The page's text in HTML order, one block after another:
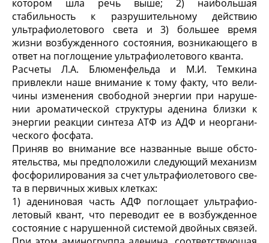
котором шла речь выше; 2) наибольшая
стабильность к разрушитель­ному действию
ультрафиолетового света и 3) боль­шее время
жизни возбужденного состояния, возни­кающего в
ответ на поглощение ультрафиолетового кванта.
Расчеты Л.А. Блюменфельда и М.И. Темкина
привлекли наше внимание к тому факту, что вели­
чины изменения свободной энергии при наруше­
нии ароматической структуры аденина близки к
энергии реакции синтеза АТФ из АДФ и неоргани­
ческого фосфата.
Приняв во внимание все названные выше обсто­
ятельства, мы предположили следующий механизм
фосфорилирования за счет ультрафиолетового све­
та в первичных живых клетках:
1) адениновая часть АДФ поглощает ультрафио­
летовый квант, что переводит ее в возбужденное
со­стояние с нарушенной системой двойных связей.